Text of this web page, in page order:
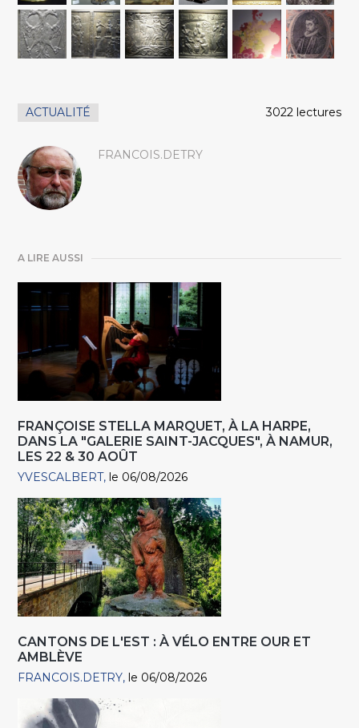
ACTUALITÉ 3022 lectures
FRANCOIS.DETRY
A LIRE AUSSI
FRANÇOISE STELLA MARQUET, À LA HARPE,
DANS LA "GALERIE SAINT-JACQUES", À NAMUR,
LES 22 & 30 AOÛT
YVESCALBERT le 06/08/2026
CANTONS DE L'EST : À VÉLO ENTRE OUR ET
AMBLÈVE
FRANCOIS.DETRY le 06/08/2026